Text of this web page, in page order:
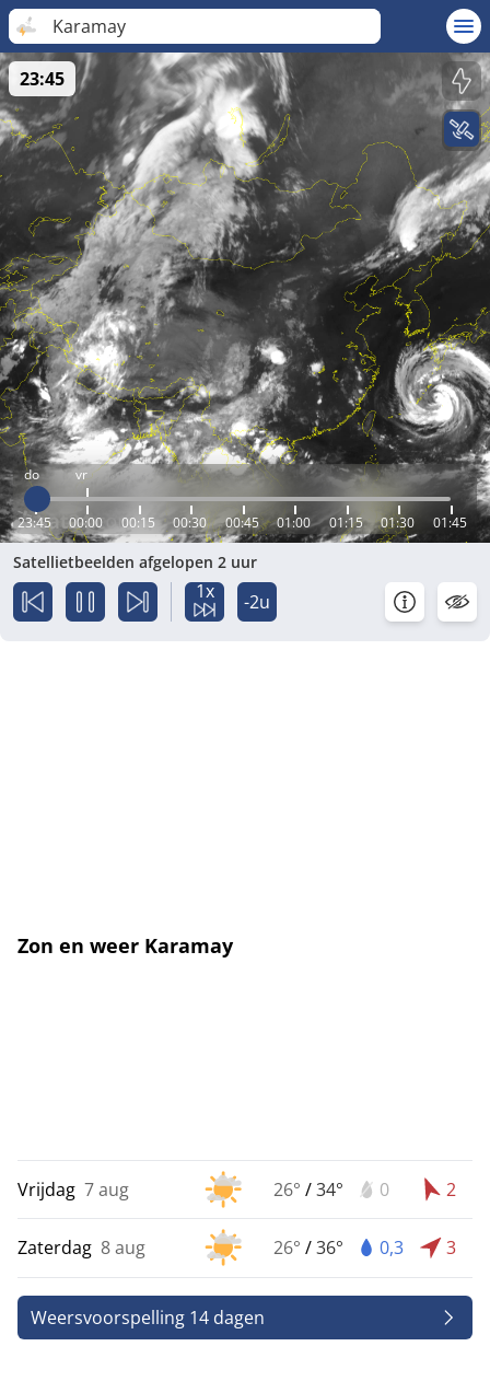
Karamay
do vr
23:45 00:00 00:15 00:30 00:45 01:00 01:15 01:30 01:45
23:45
Satellietbeelden afgelopen 2 uur
1x -2u
Zon en weer Karamay
Vrijdag 7 aug 26° /34° 0 2
Zaterdag 8 aug 26° /36° 0,3 3
Weersvoorspelling 14 dagen